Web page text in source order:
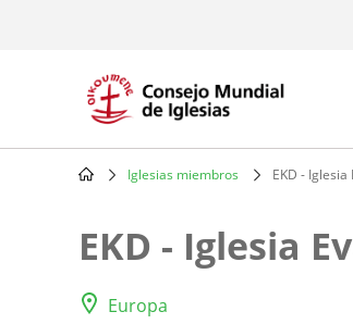
Iglesias miembros EKD -
EKD - Iglesia
Europa